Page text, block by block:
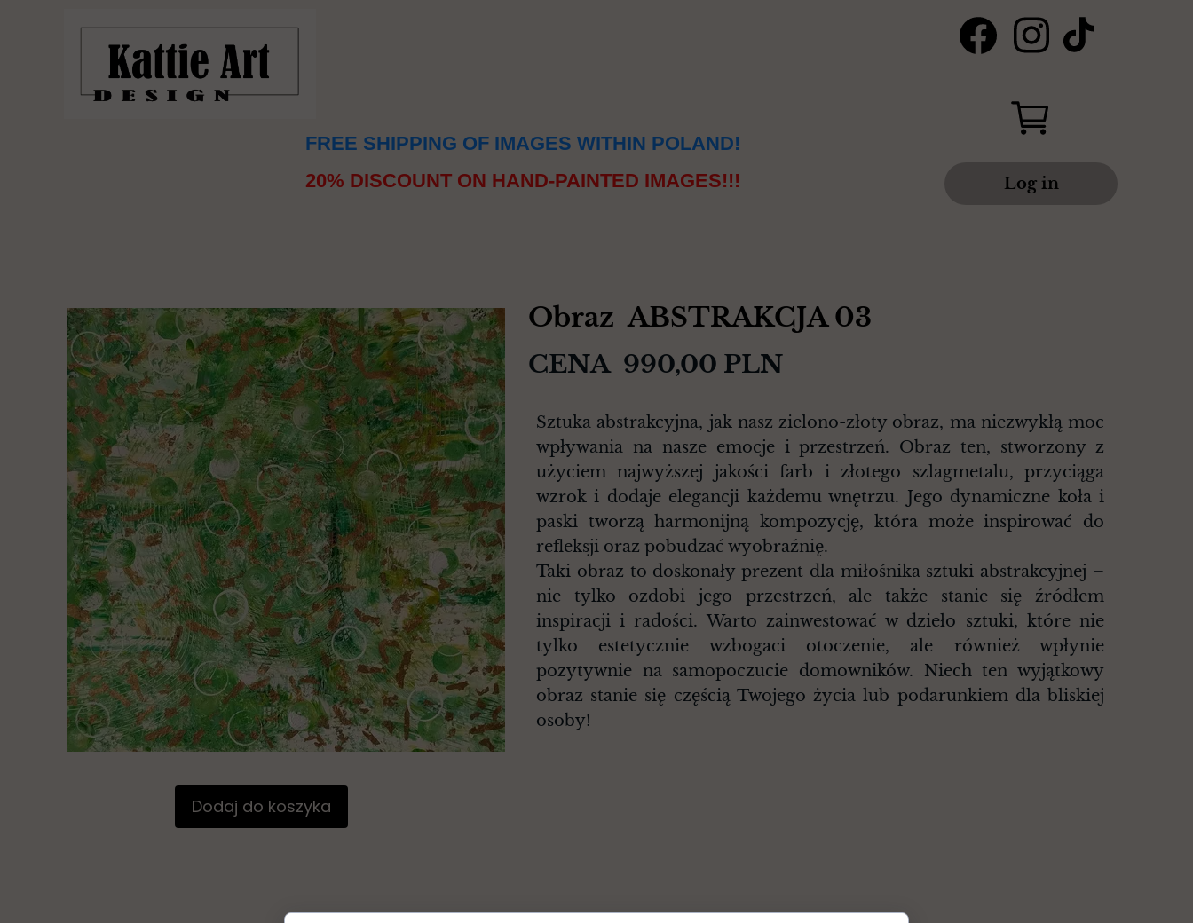
FREE SHIPPING OF IMAGES WITHIN POLAND!
20% DISCOUNT ON HAND-PAINTED IMAGES!!!
Log in
Dodaj do koszyka
Sztuka abstrakcyjna, jak nasz zielono-złoty obraz, ma niezwykłą moc
wpływania na nasze emocje i przestrzeń. Obraz ten, stworzony z
użyciem najwyższej jakości farb i złotego szlagmetalu, przyciąga
wzrok i dodaje elegancji każdemu wnętrzu. Jego dynamiczne koła i
paski tworzą harmonijną kompozycję, która może inspirować do
refleksji oraz pobudzać wyobraźnię.
Taki obraz to doskonały prezent dla miłośnika sztuki abstrakcyjnej –
nie tylko ozdobi jego przestrzeń, ale także stanie się źródłem
inspiracji i radości. Warto zainwestować w dzieło sztuki, które nie
tylko estetycznie wzbogaci otoczenie, ale również wpłynie
pozytywnie na samopoczucie domowników. Niech ten wyjątkowy
obraz stanie się częścią Twojego życia lub podarunkiem dla bliskiej
osoby!
CENA 990,00 PLN
Obraz ABSTRAKCJA 03